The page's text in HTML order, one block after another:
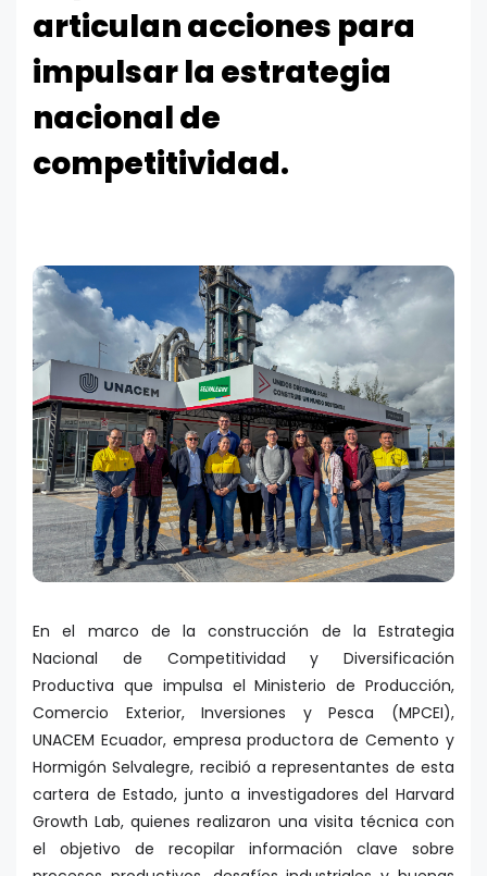
articulan acciones para
impulsar la estrategia
nacional de
competitividad.
En el marco de la construcción de la Estrategia
Nacional de Competitividad y Diversificación
Productiva que impulsa el Ministerio de Producción,
Comercio Exterior, Inversiones y Pesca (MPCEI),
UNACEM Ecuador, empresa productora de Cemento y
Hormigón Selvalegre, recibió a representantes de esta
cartera de Estado, junto a investigadores del Harvard
Growth Lab, quienes realizaron una visita técnica con
el objetivo de recopilar información clave sobre